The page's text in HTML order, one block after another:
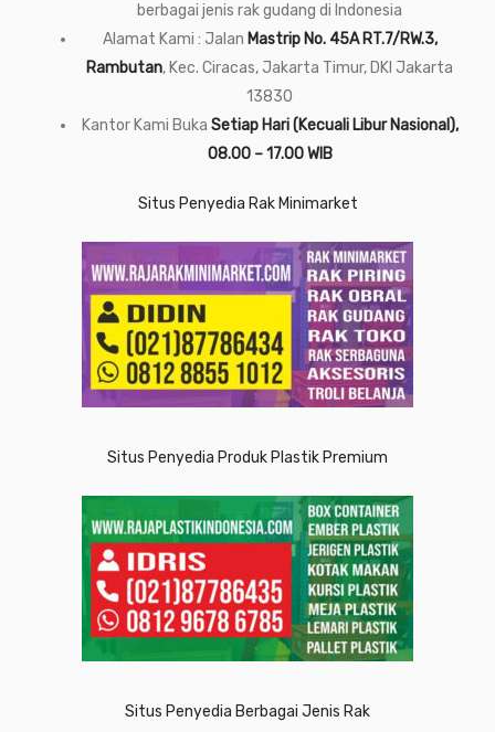
berbagai jenis rak gudang di Indonesia
Alamat Kami : Jalan Mastrip No. 45A RT.7/RW.3,
Rambutan, Kec. Ciracas, Jakarta Timur, DKI Jakarta
13830
Kantor Kami Buka Setiap Hari (Kecuali Libur Nasional),
08.00 – 17.00 WIB
Situs Penyedia Rak Minimarket
Situs Penyedia Produk Plastik Premium
Situs Penyedia Berbagai Jenis Rak